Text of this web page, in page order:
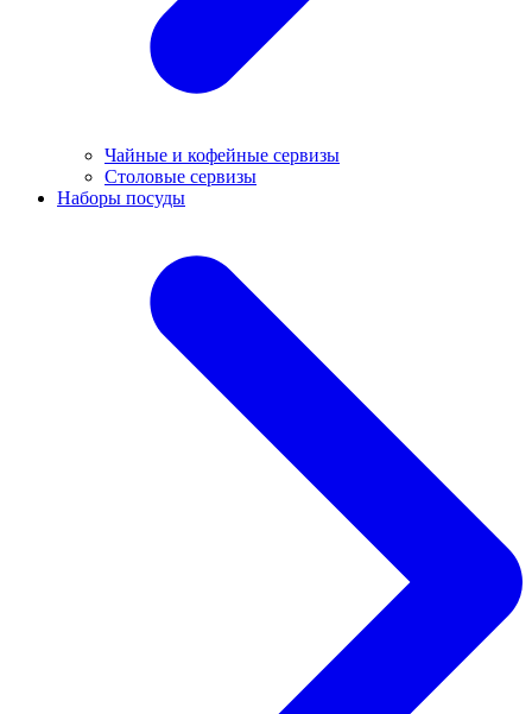
Чайные и кофейные сервизы
Столовые сервизы
Наборы посуды